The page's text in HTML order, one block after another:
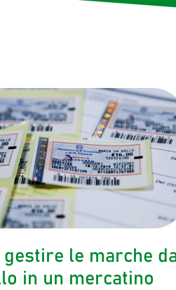
gestire le marche
in un mercatino